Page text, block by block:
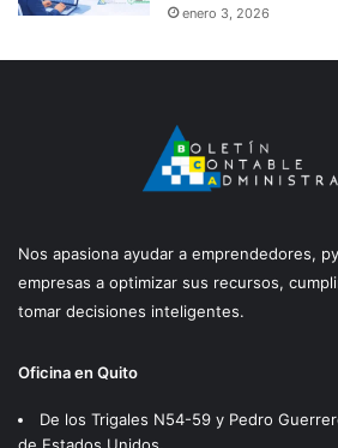
enero 3, 2026
Nos apasiona ayudar a emprendedores,
empresas a optimizar sus recursos,
tomar decisiones inteligentes.
Oficina en Quito
De los Trigales N54-59 y Pedro
de Estados Unidos.